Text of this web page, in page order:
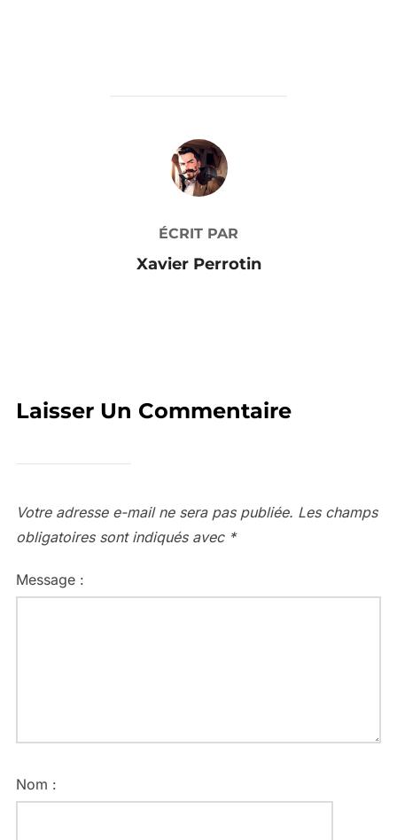
AUTEUR DE LA PUBLICATION
ÉCRIT PAR
Xavier Perrotin
Laisser Un Commentaire
Votre adresse e-mail ne sera pas publiée. Les champs
obligatoires sont indiqués avec *
Message :
Nom :